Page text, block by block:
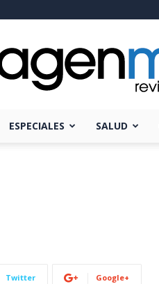
ESPECIALES SALUD
Twitter Google+